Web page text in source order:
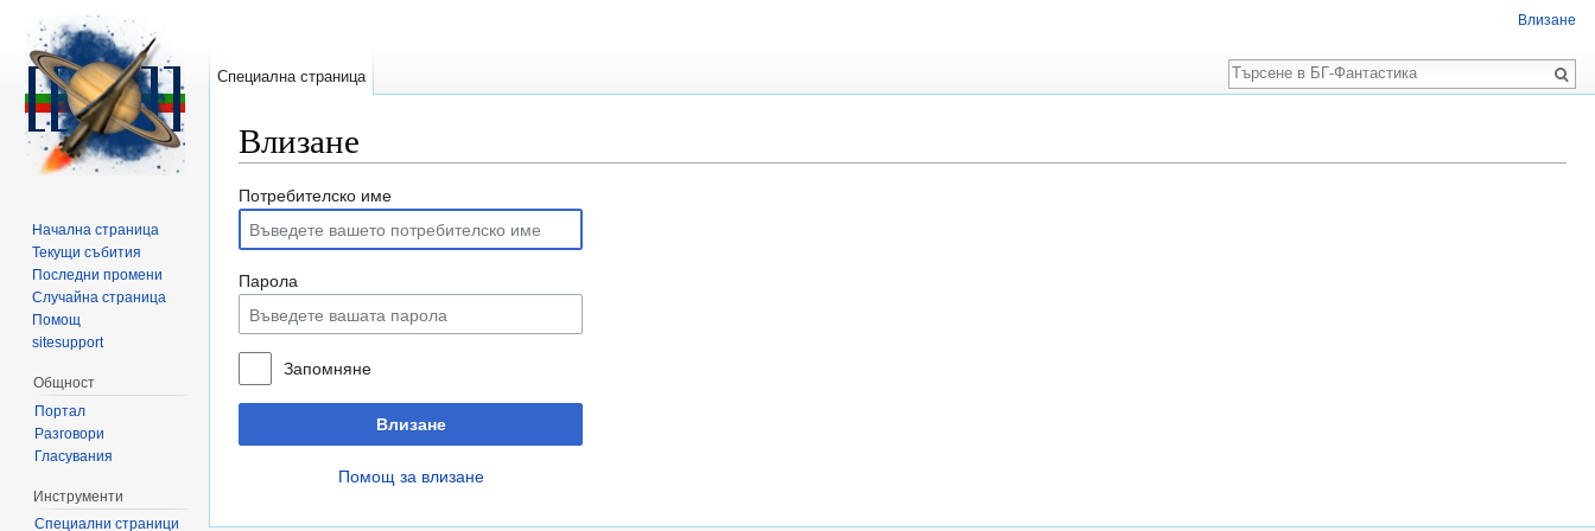
Влизане
Потребителско име
Парола
Запомняне
Влизане
Помощ за влизане
Влизане
Специална страница
Търсене
Начална страница
Текущи събития
Последни промени
Случайна страница
Помощ
sitesupport
Общност
Портал
Разговори
Гласувания
Инструменти
Специални страници